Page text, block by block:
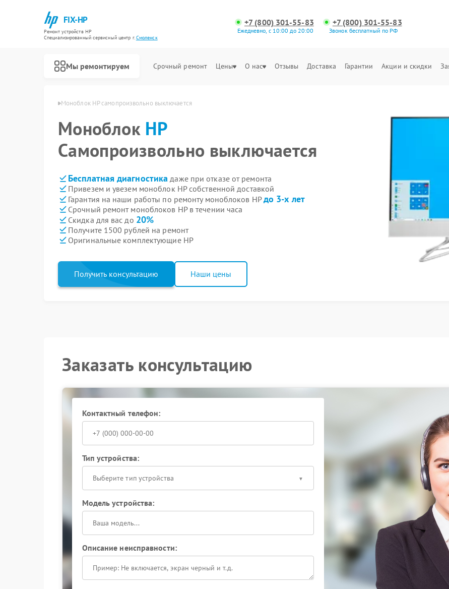
FIX-HP
Ремонт устройств HP
Специализированный cервисный центр г.Смоленск
+7 (800) 301-55-83
Ежедневно, с 10:00 до 20:00
+7 (800) 301-55-83
Звонок бесплатный по РФ
Мы ремонтируем Срочный ремонт Цены О нас Отзывы Доставка Гарантии Акции и скидки
Моноблок HP самопроизвольно выключается
Моноблок HP
Самопроизвольно выключается
Бесплатная диагностика даже при отказе от ремонта
Привезем и увезем моноблок HP собственной доставкой
Гарантия на наши работы по ремонту моноблоков HPдо 3-х лет
Срочный ремонт моноблоков HP в течении часа
Скидка для вас до 20%
Получите 1500 рублей на ремонт
Оригинальные комплектующие HP
Получить консультацию Наши цены
Заказать консультацию
Контактный телефон:
Тип устройства:
Выберите тип устройства
Модель устройства:
Описание неисправности: